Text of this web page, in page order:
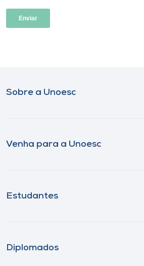
Sobre a Unoesc
Venha para a Unoesc
Estudantes
Diplomados